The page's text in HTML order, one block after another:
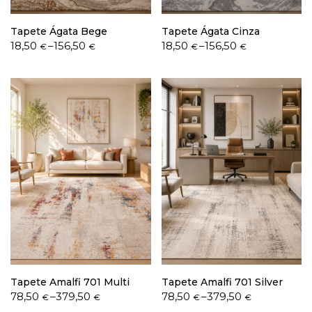
Tapete Ágata Bege
18,50 €–156,50€
Price
through
156,50 €
Tapete Ágata Cinza
18,50 €–156,50 €
Price
through
156,50 €
Tapete Amalfi 701 Multi
78,50 €–379,50€
Price
Tapete Amalfi 701 Silver
78,50 €–379,50 €
Price